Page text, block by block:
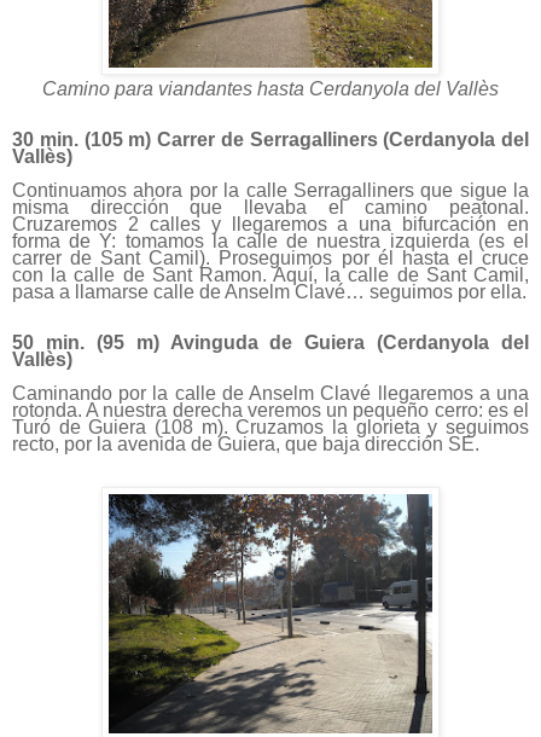
Camino para viandantes hasta Cerdanyola del Vallès
30 min. (105 m) Carrer de Serragalliners (Cerdanyola del
Vallès)
Continuamos ahora por la calle Serragalliners que sigue la
misma dirección que llevaba el camino peatonal.
Cruzaremos 2 calles y llegaremos a una bifurcación en
forma de Y: tomamos la calle de nuestra izquierda (es el
carrer de Sant Camil). Proseguimos por él hasta el cruce
con la calle de Sant Ramon. Aquí, la calle de Sant Camil,
pasa a llamarse calle de Anselm Clavé… seguimos por ella.
50 min. (95 m) Avinguda de Guiera (Cerdanyola del
Vallès)
Caminando por la calle de Anselm Clavé llegaremos a una
rotonda. A nuestra derecha veremos un pequeño cerro: es el
Turó de Guiera (108 m). Cruzamos la glorieta y seguimos
recto, por la avenida de Guiera, que baja dirección SE.